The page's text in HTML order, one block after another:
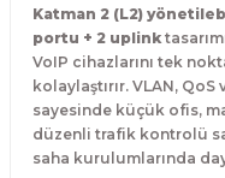
Katman 2 (L2)
portu + 2 uplink
VoIP cihazlarını tek
kolaylaştırır. VLAN,
sayesinde küçük ofis,
düzenli trafik kontrolü
saha kurulumlarında